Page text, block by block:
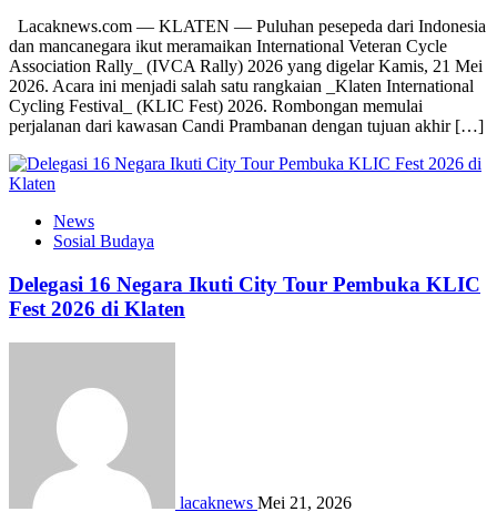
Lacaknews.com — KLATEN — Puluhan pesepeda dari Indonesia
dan mancanegara ikut meramaikan International Veteran Cycle
Association Rally_ (IVCA Rally) 2026 yang digelar Kamis, 21 Mei
2026. Acara ini menjadi salah satu rangkaian _Klaten International
Cycling Festival_ (KLIC Fest) 2026. Rombongan memulai
perjalanan dari kawasan Candi Prambanan dengan tujuan akhir […]
News
Sosial Budaya
Delegasi 16 Negara Ikuti City Tour Pembuka KLIC
Fest 2026 di Klaten
lacaknews Mei 21, 2026